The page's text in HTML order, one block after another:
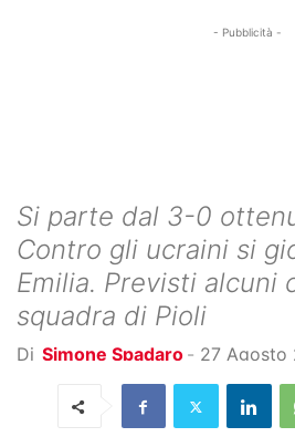
- Pubblicità -
Si parte dal 3-0
Contro gli ucraini si
Emilia. Previsti alcuni
squadra di Pioli
Di Simone Spadaro - 27 Agosto